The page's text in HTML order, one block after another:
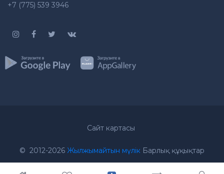
+7 (775) 539 3946
Сайт картасы
© 2012-2026 Жылжымайтын мүлік Барлық құқықтар
қорғалған